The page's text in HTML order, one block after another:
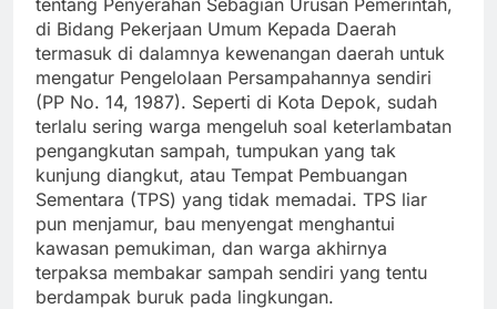
di Bidang Pekerjaan Umum Kepada Daerah
termasuk di dalamnya kewenangan daerah untuk
mengatur Pengelolaan Persampahannya sendiri
(PP No. 14, 1987). Seperti di Kota Depok, sudah
terlalu sering warga mengeluh soal keterlambatan
pengangkutan sampah, tumpukan yang tak
kunjung diangkut, atau Tempat Pembuangan
Sementara (TPS) yang tidak memadai. TPS liar
pun menjamur, bau menyengat menghantui
kawasan pemukiman, dan warga akhirnya
terpaksa membakar sampah sendiri yang tentu
berdampak buruk pada lingkungan.